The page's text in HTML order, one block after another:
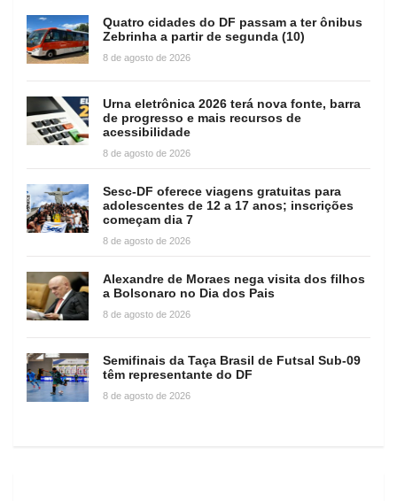
Quatro cidades do DF passam a ter ônibus
Zebrinha a partir de segunda (10)
8 de agosto de 2026
Urna eletrônica 2026 terá nova fonte, barra
de progresso e mais recursos de
acessibilidade
8 de agosto de 2026
Sesc-DF oferece viagens gratuitas para
adolescentes de 12 a 17 anos; inscrições
começam dia 7
8 de agosto de 2026
Alexandre de Moraes nega visita dos filhos
a Bolsonaro no Dia dos Pais
8 de agosto de 2026
Semifinais da Taça Brasil de Futsal Sub-09
têm representante do DF
8 de agosto de 2026